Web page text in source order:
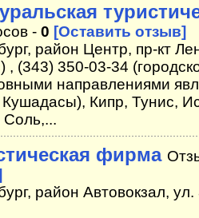
- 0 [Оставить отзыв]
район Центр, пр-кт
, (343) 350-03-34
направлениями
Кипр, Тунис,
Соль,...
фирма
район Автовокзал,